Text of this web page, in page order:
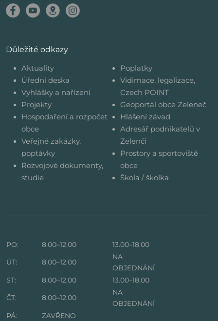
Důležité odkazy
Aktuality
Úřední deska
Vyhlášky a nařízení
Projekty
Hospodaření a rozpočet
obce
Veřejné zakázky,
poptávky
Rozvojové dokumenty,
studie
Poplatky
Vidimace, legalizace,
Czech POINT
Geoportál obce Zeleneč
Hlášení závad
Adresář podnikatelů v
Zelenči
Prostory a sportoviště
obce
Škola / školka
PO: 8.00–12.00
13.00–18.00
ÚT:
8.00–12.00
NA
OBJEDNÁNÍ
ST:
8.00–12.00
13.00–18.00
ČT:
8.00–12.00
NA
OBJEDNÁNÍ
PÁ:
ZAVŘENO